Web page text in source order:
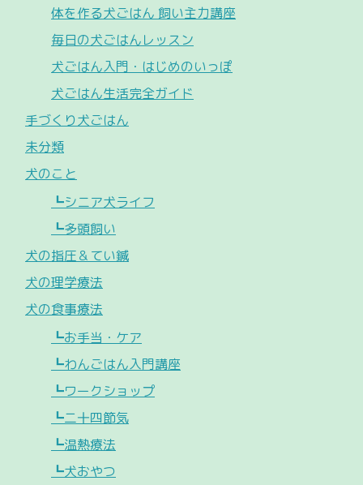
体を作る犬ごはん 飼い主力講座
毎日の犬ごはんレッスン
犬ごはん入門・はじめのいっぽ
犬ごはん生活完全ガイド
手づくり犬ごはん
未分類
犬のこと
┗シニア犬ライフ
┗多頭飼い
犬の指圧＆てい鍼
犬の理学療法
犬の食事療法
┗お手当・ケア
┗わんごはん入門講座
┗ワークショップ
┗二十四節気
┗温熱療法
┗犬おやつ